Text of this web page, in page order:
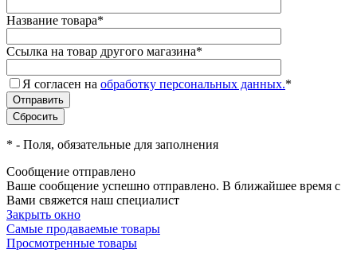
Название товара*
Ссылка на товар другого магазина*
Я согласен на обработку персональных данных.*
* - Поля, обязательные для заполнения
Сообщение отправлено
Ваше сообщение успешно отправлено. В ближайшее время с
Вами свяжется наш специалист
Закрыть окно
Самые продаваемые товары
Просмотренные товары